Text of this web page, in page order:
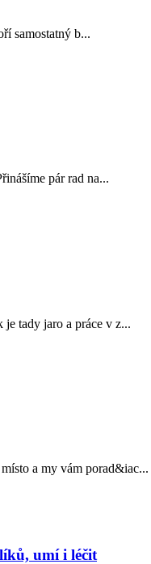
samostatný b...
pár rad na...
tady jaro a práce v z...
a my vám porad&iac...
umí i léčit